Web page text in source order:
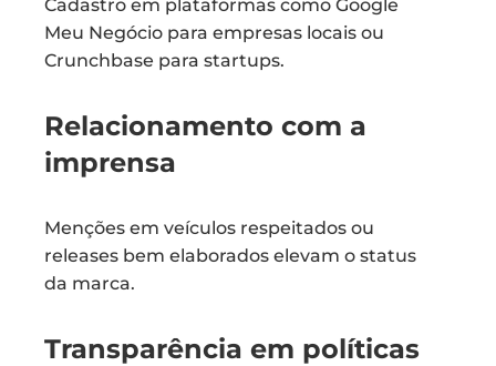
Cadastro em plataformas como Google
Meu Negócio para empresas locais ou
Crunchbase para startups.
Relacionamento com a
imprensa
Menções em veículos respeitados ou
releases bem elaborados elevam o status
da marca.
Transparência em políticas